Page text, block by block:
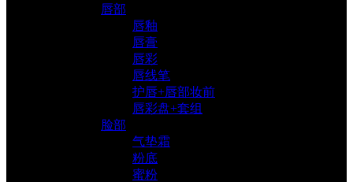
唇部
唇釉
唇膏
唇彩
唇线笔
护唇+唇部妆前
唇彩盘+套组
脸部
气垫霜
粉底
蜜粉